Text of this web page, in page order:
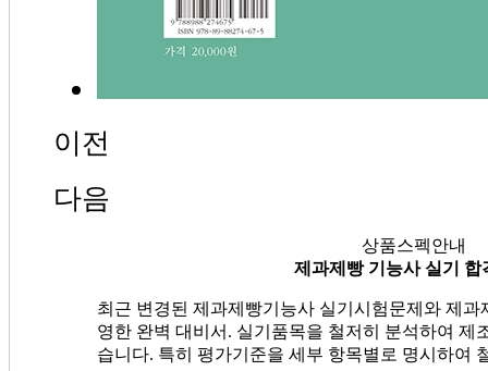
이전
다음
상품스펙안내
제과제빵 기능사 실기 합
최근 변경된 제과제빵기능사 실기시험문제와 제
영한 완벽 대비서. 실기품목을 철저히 분석하여 제
습니다. 특히 평가기준을 세부 항목별로 명시하여